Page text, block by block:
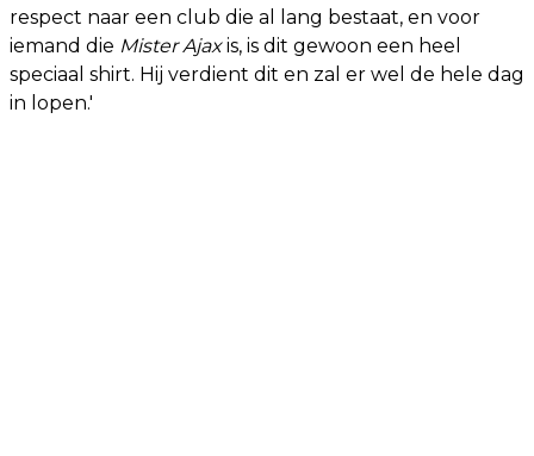
respect naar een club die al lang bestaat, en voor
iemand die Mister Ajaxis, is dit gewoon een heel
speciaal shirt. Hij verdient dit en zal er wel de hele dag
in lopen.'